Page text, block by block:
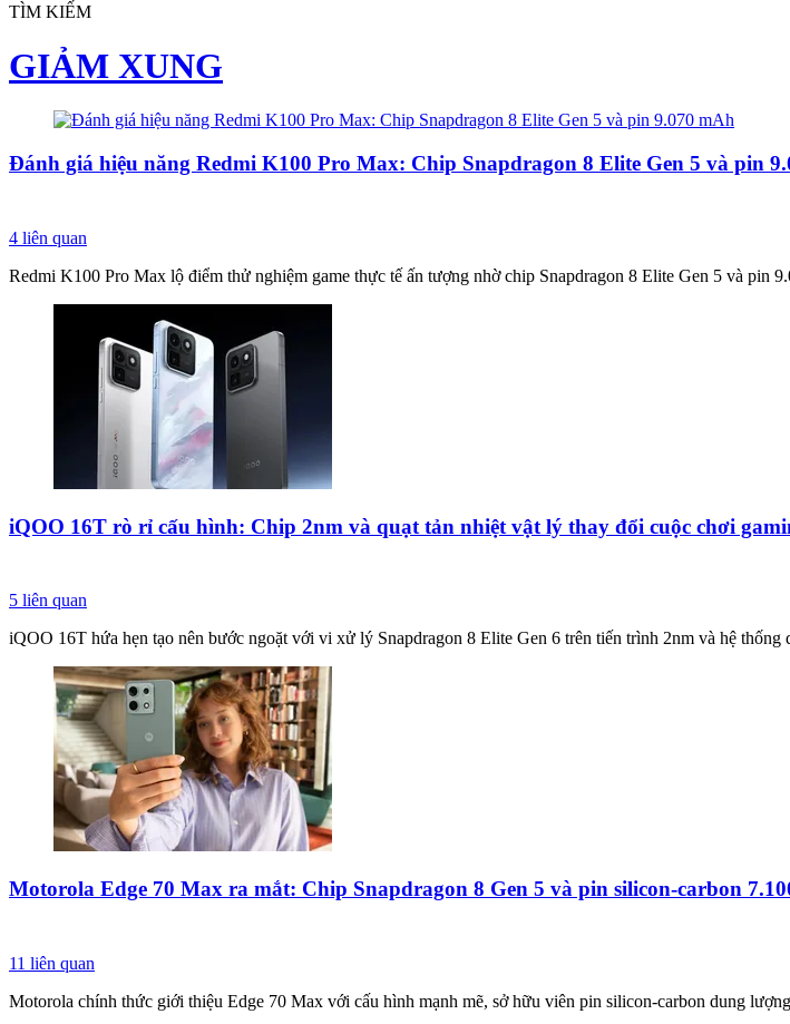
TÌM KIẾM
GIẢM XUNG
Đánh giá hiệu năng Redmi K100 Pro Max: Chip Snapdragon 8 Elite Gen 5 và pin
4 liên quan
Redmi K100 Pro Max lộ điểm thử nghiệm game thực tế ấn tượng nhờ chip Snapdragon 8 Elite Gen 5 và pin
iQOO 16T rò rỉ cấu hình: Chip 2nm và quạt tản nhiệt vật lý thay đổi cuộc chơi
5 liên quan
iQOO 16T hứa hẹn tạo nên bước ngoặt với vi xử lý Snapdragon 8 Elite Gen 6 trên tiến trình 2nm và hệ
Motorola Edge 70 Max ra mắt: Chip Snapdragon 8 Gen 5 và pin silicon-carbon
11 liên quan
Motorola chính thức giới thiệu Edge 70 Max với cấu hình mạnh mẽ, sở hữu viên pin silicon-carbon dung